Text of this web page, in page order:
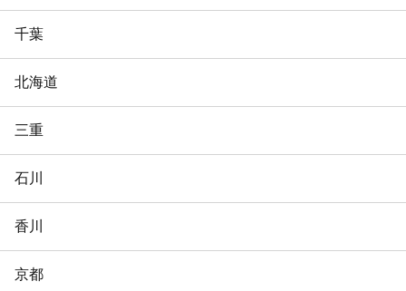
千葉
北海道
三重
石川
香川
京都